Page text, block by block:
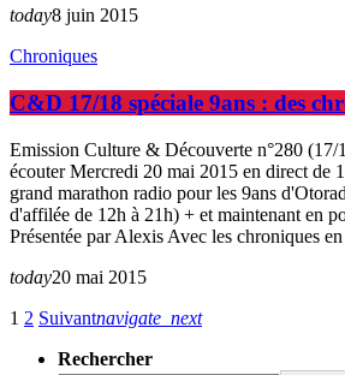
today8 juin 2015
Chroniques
C&D 17/18 spéciale 9ans : des
Emission Culture & Découverte n°280 (17/
écouter Mercredi 20 mai 2015 en direct de
grand marathon radio pour les 9ans
d'affilée de 12h à 21h) + et maintenant en
Présentée par Alexis Avec les chroniques
today20 mai 2015
1 2 Suivantnavigate_next
Rechercher